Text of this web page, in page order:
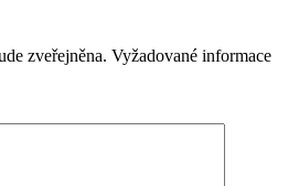
zveřejněna. Vyžadované informace